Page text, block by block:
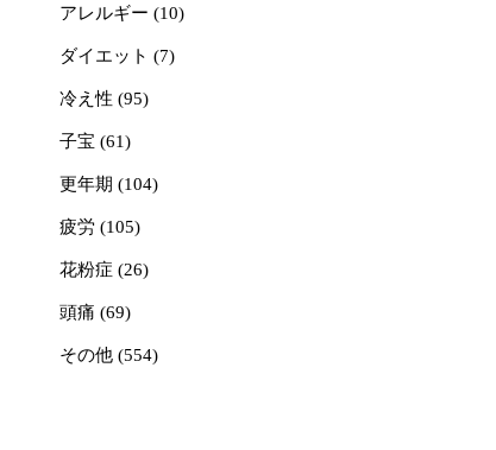
アレルギー (10)
ダイエット (7)
冷え性 (95)
子宝 (61)
更年期 (104)
疲労 (105)
花粉症 (26)
頭痛 (69)
その他 (554)